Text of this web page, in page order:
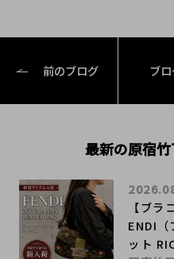
前のブログ ブ
最新の原宿
【ブ
ENDI（
ット